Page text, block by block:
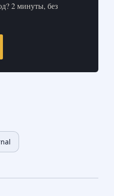
2 минуты, без